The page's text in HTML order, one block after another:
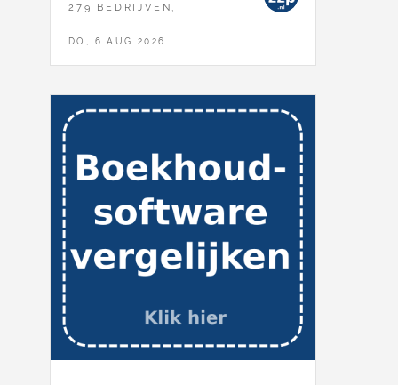
279 BEDRIJVEN,
DO, 6 AUG 2026